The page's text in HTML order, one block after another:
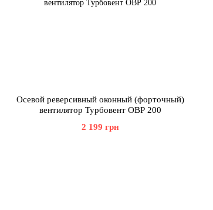
Осевой реверсивный оконный (форточный)
вентилятор Турбовент ОВР 200
2 199 грн